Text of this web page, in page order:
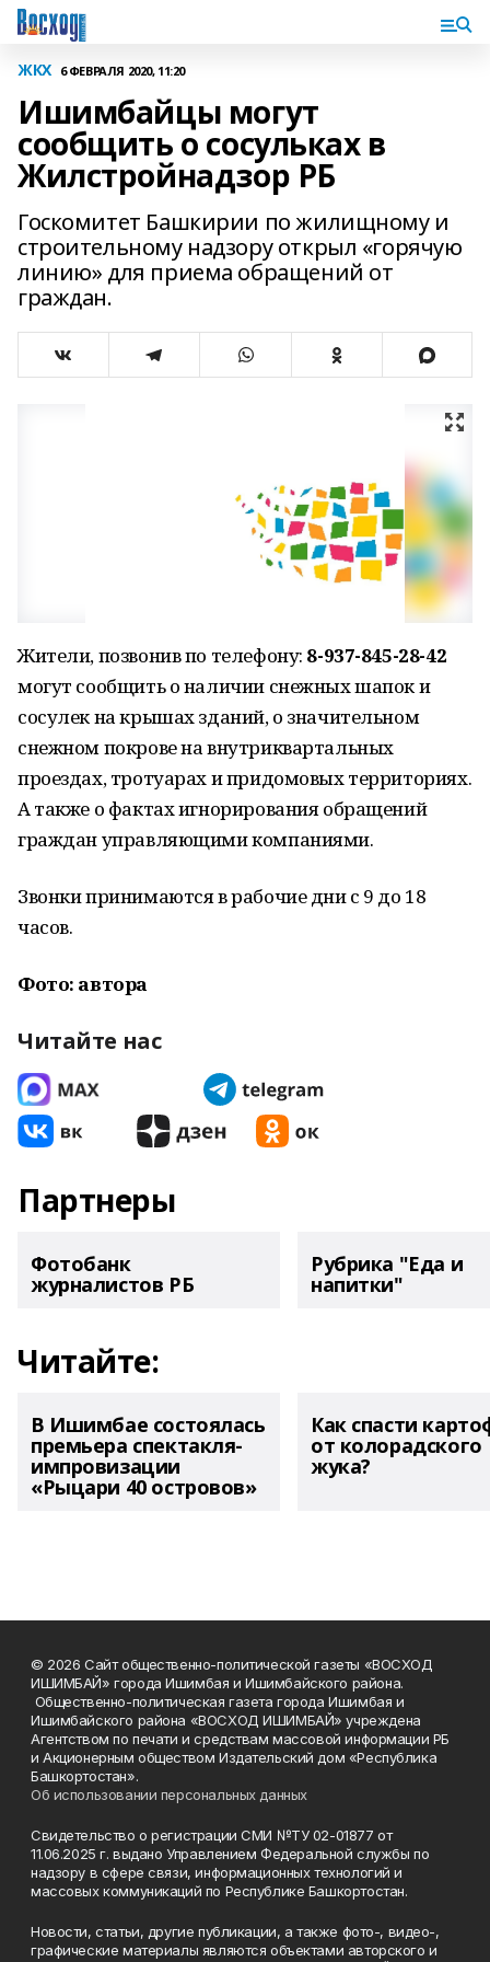
ЖКХ 6 ФЕВРАЛЯ 2020, 11:20
Ишимбайцы могут
сообщить о сосульках в
Жилстройнадзор РБ
Госкомитет Башкирии по жилищному и
строительному надзору открыл «горячую
линию» для приема обращений от
граждан.
Жители, позвонив по телефону: 8-937-845-28-42
могут сообщить о наличии снежных шапок и
сосулек на крышах зданий, о значительном
снежном покрове на внутриквартальных
проездах, тротуарах и придомовых территориях.
А также о фактах игнорирования обращений
граждан управляющими компаниями.
Звонки принимаются в рабочие дни с 9 до 18
часов.
Фото: автора
Читайте нас
Партнеры
Фотобанк
журналистов РБ
Рубрика "Еда и
напитки"
Читайте:
В Ишимбае состоялась
премьера спектакля-
импровизации
«Рыцари 40 островов»
Как спасти
от колорадского
жука?
© 2026 Сайт общественно-политической газеты «ВОСХОД
ИШИМБАЙ» города Ишимбая и Ишимбайского района.
Общественно-политическая газета города Ишимбая и
Ишимбайского района «ВОСХОД ИШИМБАЙ» учреждена
Агентством по печати и средствам массовой информации РБ
и Акционерным обществом Издательский дом «Республика
Башкортостан».
Об использовании персональных данных
Свидетельство о регистрации СМИ №ТУ 02-01877 от
11.06.2025 г. выдано Управлением Федеральной службы по
надзору в сфере связи, информационных технологий и
массовых коммуникаций по Республике Башкортостан.
Новости, статьи, другие публикации, а также фото-, видео-,
графические материалы являются объектами авторского и